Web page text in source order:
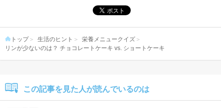
トップ 生活のヒント
栄養メニュークイズ
リンが少ないのは？ チョコレートケーキ vs. ショートケーキ
この記事を見た人が読んでいるのは